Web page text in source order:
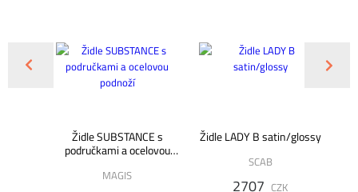
Židle SUBSTANCE s
područkami a ocelovou
MAGIS
Židle LADY B satin/glossy
SCAB
2707 CZK